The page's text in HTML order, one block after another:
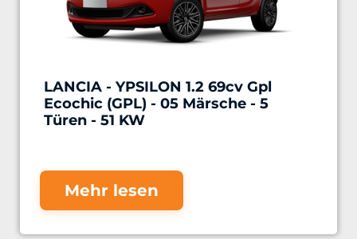
LANCIA - YPSILON 1.2 69cv Gpl
Ecochic (GPL) - 05 Märsche - 5
Türen - 51 KW
Mehr lesen